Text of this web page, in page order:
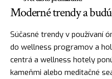
Moderné trendy a
Súčasné trendy v používaní
do wellness programov a
centrá a wellness hotely
kameňmi alebo meditačné